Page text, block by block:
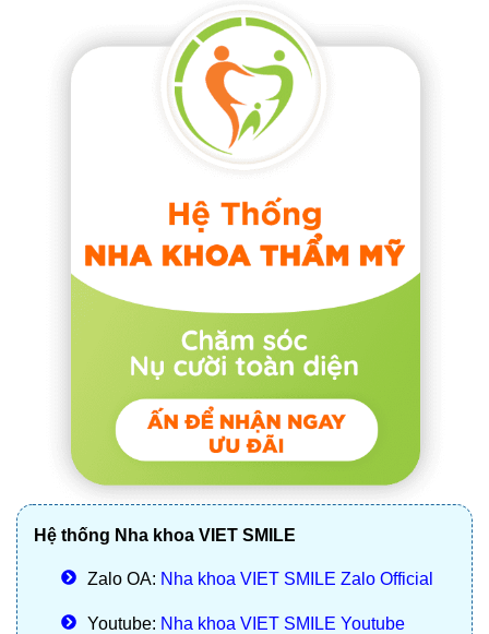
Hệ thống Nha khoa VIET SMILE
Zalo OA: Nha khoa VIET SMILE Zalo Official
Youtube: Nha khoa VIET SMILE Youtube